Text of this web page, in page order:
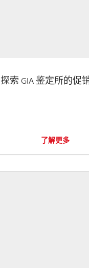
探索 GIA 鉴定所的促
了解更多